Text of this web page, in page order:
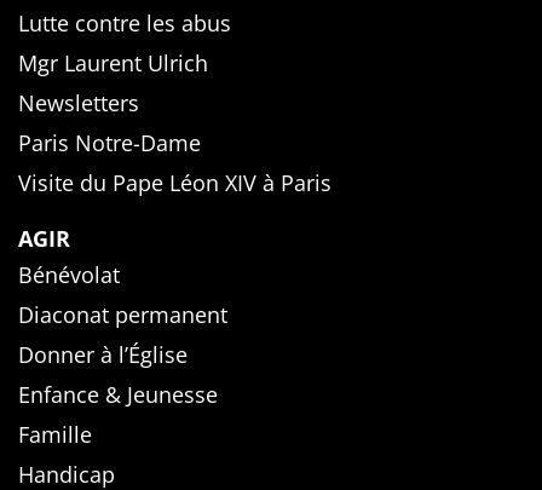
Lutte contre les abus
Mgr Laurent Ulrich
Newsletters
Paris Notre-Dame
Visite du Pape Léon XIV à Paris
AGIR
Bénévolat
Diaconat permanent
Donner à l’Église
Enfance & Jeunesse
Famille
Handicap